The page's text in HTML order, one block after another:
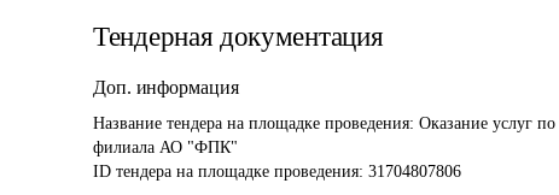
Тендерная документация
Доп. информация
Название тендера на площадке проведения: Оказание услуг
филиала АО "ФПК"
ID тендера на площадке проведения: 31704807806